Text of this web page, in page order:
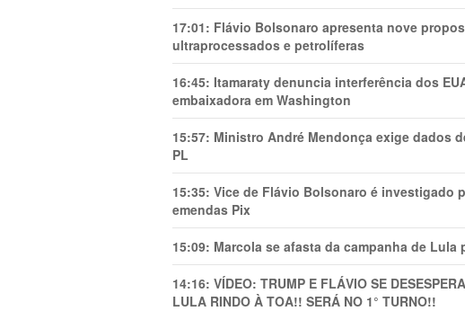
17:01: Flávio Bolsonaro apresenta nove
ultraprocessados e petrolíferas
16:45: Itamaraty denuncia interferência dos
embaixadora em Washington
15:57: Ministro André Mendonça exige dados
PL
15:35: Vice de Flávio Bolsonaro é investigado
emendas Pix
15:09: Marcola se afasta da campanha de
14:16: VÍDEO: TRUMP E FLÁVIO SE
LULA RINDO À TOA!! SERÁ NO 1° TURNO!!